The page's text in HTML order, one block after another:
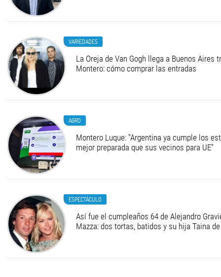
VARIEDADES
La Oreja de Van Gogh llega a Buenos Aires
Montero: cómo comprar las entradas
AGRO
Montero Luque: "Argentina ya cumple los
mejor preparada que sus vecinos para UE"
ESPECTÁCULO
Así fue el cumpleaños 64 de Alejandro
Mazza: dos tortas, batidos y su hija Taina